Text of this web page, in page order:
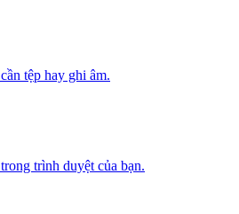
tệp hay ghi âm.
trình duyệt của bạn.